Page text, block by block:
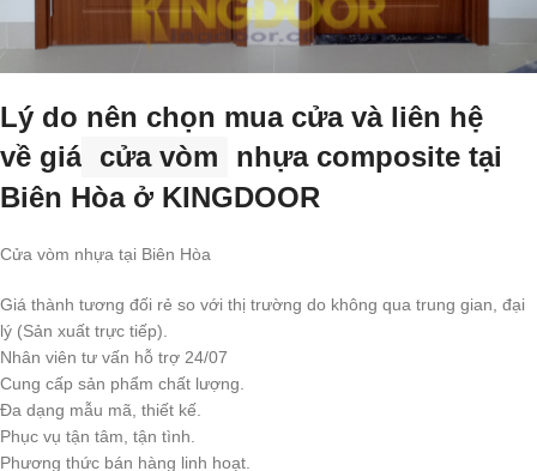
Lý do nên chọn mua cửa và liên hệ
về giá cửa vòm
nhựa composite tại
Biên Hòa ở KINGDOOR
Cửa vòm nhựa tại Biên Hòa
Giá thành tương đối rẻ so với thị trường do không qua trung gian, đại
lý (Sản xuất trực tiếp).
Nhân viên tư vấn hỗ trợ 24/07
Cung cấp sản phẩm chất lượng.
Đa dạng mẫu mã, thiết kế.
Phục vụ tận tâm, tận tình.
Phương thức bán hàng linh hoạt.